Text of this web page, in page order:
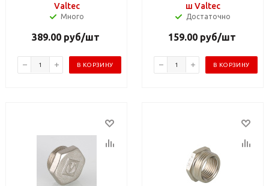
Valtec
Много
389.00руб/шт
В КОРЗИНУ
ш Valteс
Достаточно
159.00руб/шт
В КОРЗИНУ